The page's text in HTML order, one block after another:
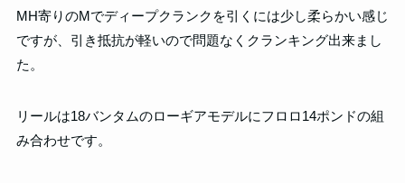
MH寄りのMでディープクランクを引くには少し柔らかい感じ
ですが、引き抵抗が軽いので問題なくクランキング出来まし
た。
リールは18バンタムのローギアモデルにフロロ14ポンドの組
み合わせです。